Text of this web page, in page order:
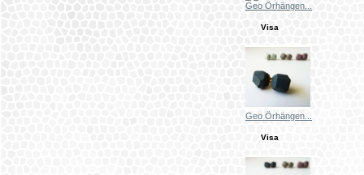
Geo Örhängen...
Visa
Geo Örhängen...
Visa